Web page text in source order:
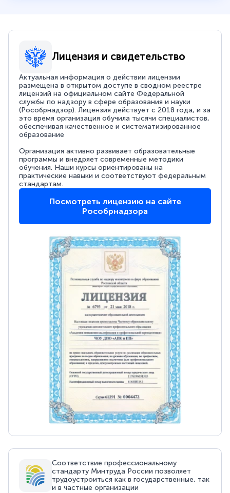
Лицензия и свидетельство
Актуальная информация о действии лицензии
размещена в открытом доступе в сводном реестре
лицензий на официальном сайте Федеральной
службы по надзору в сфере образования и науки
(Рособрнадзор). Лицензия действует с 2018 года, и за
это время организация обучила тысячи специалистов,
обеспечивая качественное и систематизированное
образование
Организация активно развивает образовательные
программы и внедряет современные методики
обучения. Наши курсы ориентированы на
практические навыки и соответствуют федеральным
стандартам.
Посмотреть лицензию на сайте
Рособрнадзора
Соответствие профессиональному
стандарту Минтруда России позволяет
трудоустроиться как в государственные, так
и в частные организации